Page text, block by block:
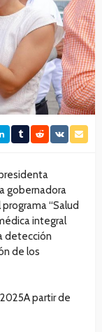
gobernadora
“Salud
integral
detección
de los
partir de